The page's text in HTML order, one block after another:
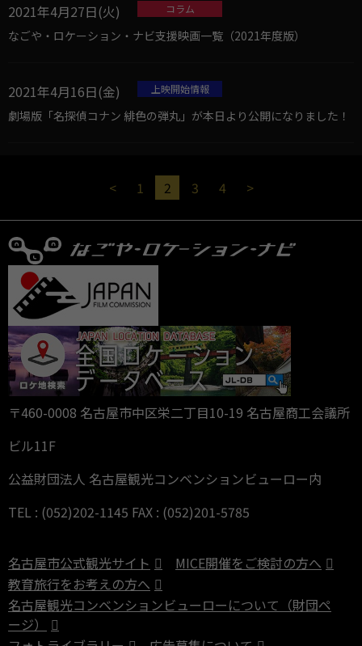
2021年4月27日(火) コラム
なごや・ロケーション・ナビ支援映画一覧（2021年度版）
2021年4月16日(金) 上映開始情報
劇場版「名探偵コナン 緋色の弾丸」が本日より公開になりました！
< 1 2 3 4 >
〒460-0008 名古屋市中区栄二丁目10-19 名古屋商工会議所
ビル11F
公益財団法人 名古屋観光コンベンションビューロー内
TEL : (052)202-1145 FAX : (052)201-5785
名古屋市公式観光サイト
MICE開催をご検討の方へ
教育旅行をお考えの方へ
名古屋観光コンベンションビューローについて（財団ペ
ージ）